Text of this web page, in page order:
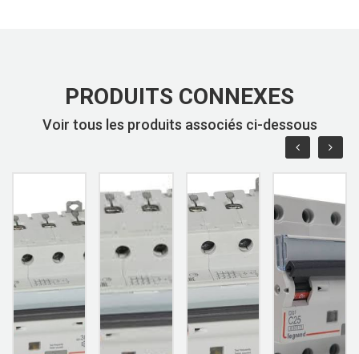
PRODUITS CONNEXES
Voir tous les produits associés ci-dessous